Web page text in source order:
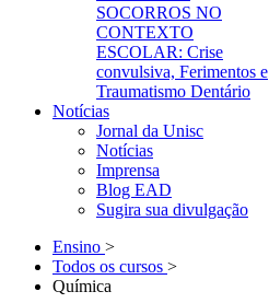
SOCORROS NO
CONTEXTO
ESCOLAR: Crise
convulsiva, Ferimentos e
Traumatismo Dentário
Notícias
Jornal da Unisc
Notícias
Imprensa
Blog EAD
Sugira sua divulgação
Ensino >
Todos os cursos >
Química